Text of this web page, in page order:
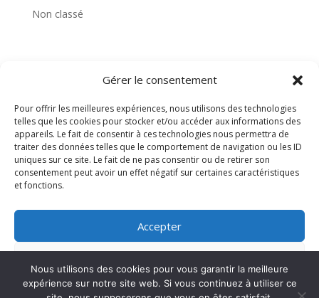
Gérer le consentement
Pour offrir les meilleures expériences, nous utilisons des technologies
telles que les cookies pour stocker et/ou accéder aux informations des
appareils. Le fait de consentir à ces technologies nous permettra de
traiter des données telles que le comportement de navigation ou les ID
uniques sur ce site. Le fait de ne pas consentir ou de retirer son
consentement peut avoir un effet négatif sur certaines caractéristiques
et fonctions.
Accepter
Voir les préférences
Non classé
Nous utilisons des cookies pour vous garantir la meilleure
expérience sur notre site web. Si vous continuez à utiliser ce